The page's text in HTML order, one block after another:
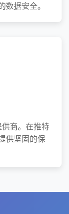
据安全。
商。在推特
供坚固的保